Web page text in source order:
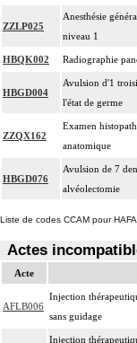
ZZLP025
Anesthésie
niveau 1
HBQK002 Radiographie
HBGD004
Avulsion d'1
l'état de germe
ZZQX162
Examen
anatomique
HBGD076
Avulsion de 7
alvéolectomie
Liste de codes CCAM pour
Actes
Acte
AFLB006
Injection
sans guidage
Injection